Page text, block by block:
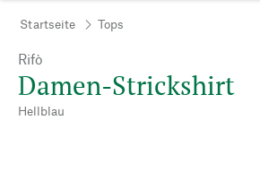
Startseite Tops
Rifò
Damen-Strickshirt
Hellblau